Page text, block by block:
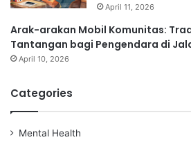
April 11, 2026
Arak-arakan Mobil Komunitas:
Tantangan bagi Pengendara di
April 10, 2026
Categories
Mental Health